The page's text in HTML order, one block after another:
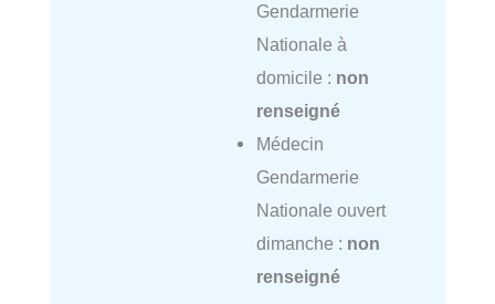
Gendarmerie
Nationale à
domicile : non
renseigné
Médecin
Gendarmerie
Nationale ouvert
dimanche : non
renseigné